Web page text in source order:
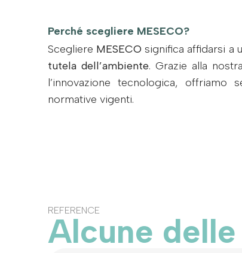
Perché scegliere MESECO?
Scegliere MESECO significa affidarsi a
tutela dell’ambiente. Grazie alla
l’innovazione tecnologica,
normative vigenti.
REFERENCE
Alcune